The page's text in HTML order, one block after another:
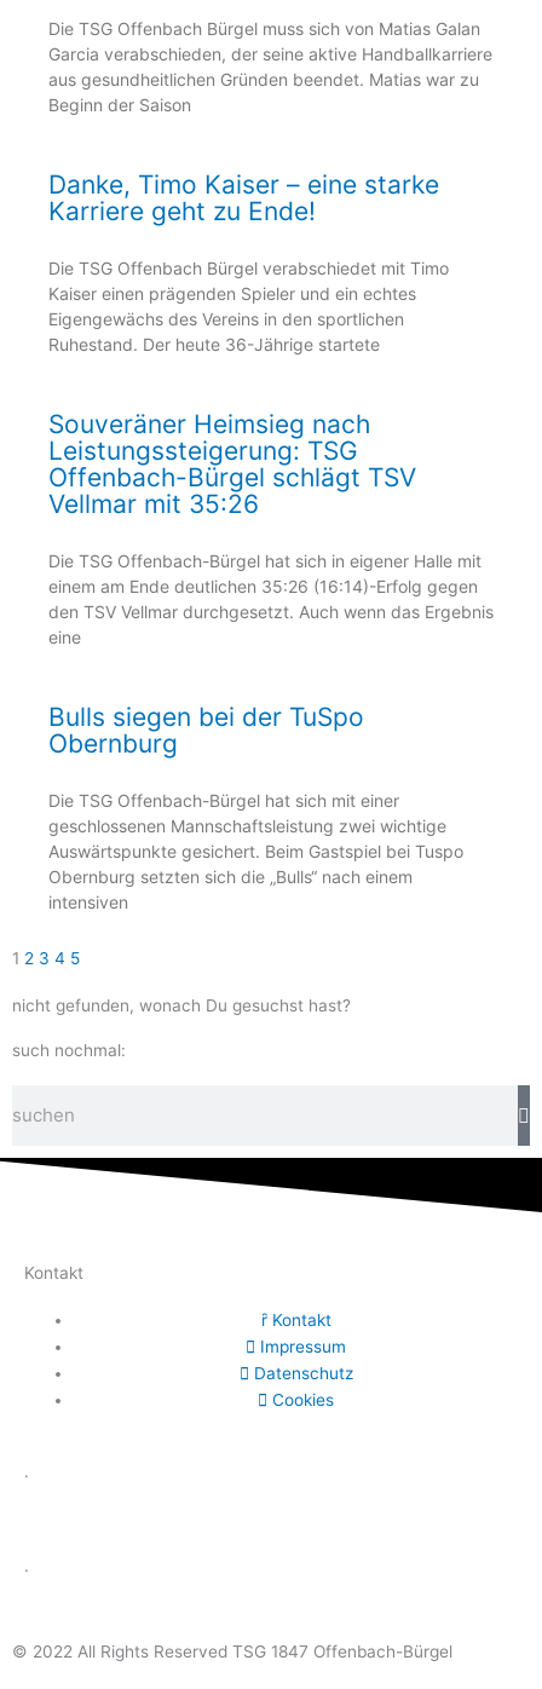
Die TSG Offenbach Bürgel muss sich von Matias Galan
Garcia verabschieden, der seine aktive Handballkarriere
aus gesundheitlichen Gründen beendet. Matias war zu
Beginn der Saison
Danke, Timo Kaiser – eine starke
Karriere geht zu Ende!
Die TSG Offenbach Bürgel verabschiedet mit Timo
Kaiser einen prägenden Spieler und ein echtes
Eigengewächs des Vereins in den sportlichen
Ruhestand. Der heute 36-Jährige startete
Souveräner Heimsieg nach
Leistungssteigerung: TSG
Offenbach-Bürgel schlägt TSV
Vellmar mit 35:26
Die TSG Offenbach-Bürgel hat sich in eigener Halle mit
einem am Ende deutlichen 35:26 (16:14)-Erfolg gegen
den TSV Vellmar durchgesetzt. Auch wenn das Ergebnis
eine
Bulls siegen bei der TuSpo
Obernburg
Die TSG Offenbach-Bürgel hat sich mit einer
geschlossenen Mannschaftsleistung zwei wichtige
Auswärtspunkte gesichert. Beim Gastspiel bei Tuspo
Obernburg setzten sich die „Bulls“ nach einem
intensiven
1 2 3 4 5
nicht gefunden, wonach Du gesuchst hast?
such nochmal:
Kontakt
Kontakt
Impressum
Datenschutz
Cookies
.
.
© 2022 All Rights Reserved TSG 1847 Offenbach-Bürgel